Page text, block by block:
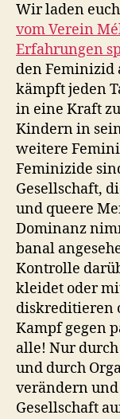
Wir laden
vom Verein
Erfahrungen
den Feminizid
kämpft jeden
in eine Kraft
Kindern in
weitere
Feminizide
Gesellschaft,
und queere
Dominanz
banal
Kontrolle
kleidet oder
diskreditieren
Kampf gegen
alle! Nur
und durch
verändern
Gesellschaft